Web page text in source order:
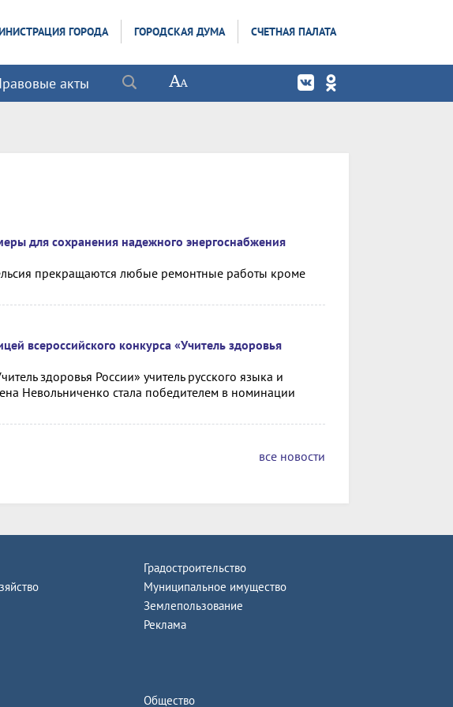
ГОРОДА ГОРОДСКАЯ ДУМА СЧЕТНАЯ ПАЛАТА
акты
для сохранения надежного энергоснабжения
прекращаются любые ремонтные работы кроме
всероссийского конкурса «Учитель здоровья
здоровья России» учитель русского языка и
Невольниченко стала победителем в номинации
все новости
Градостроительство
Муниципальное имущество
Землепользование
Реклама
Общество